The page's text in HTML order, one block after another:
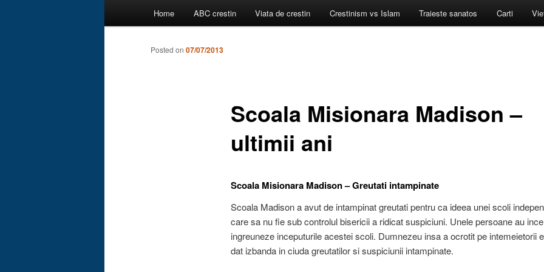
Home ABC crestin Viata de crestin Crestinism vs Islam Traieste sanatos Carti
Scoala Misionara Madison –
ultimii ani
Posted on 07/07/2013
Scoala Misionara Madison – Greutati intampinate
Scoala Madison a avut de intampinat greutati pentru ca ideea unei scoli
care sa nu fie sub controlul bisericii a ridicat suspiciuni. Unele persoane au
ingreuneze inceputurile acestei scoli. Dumnezeu insa a ocrotit pe intemeietorii
dat izbanda in ciuda greutatilor si suspiciunii intampinate.